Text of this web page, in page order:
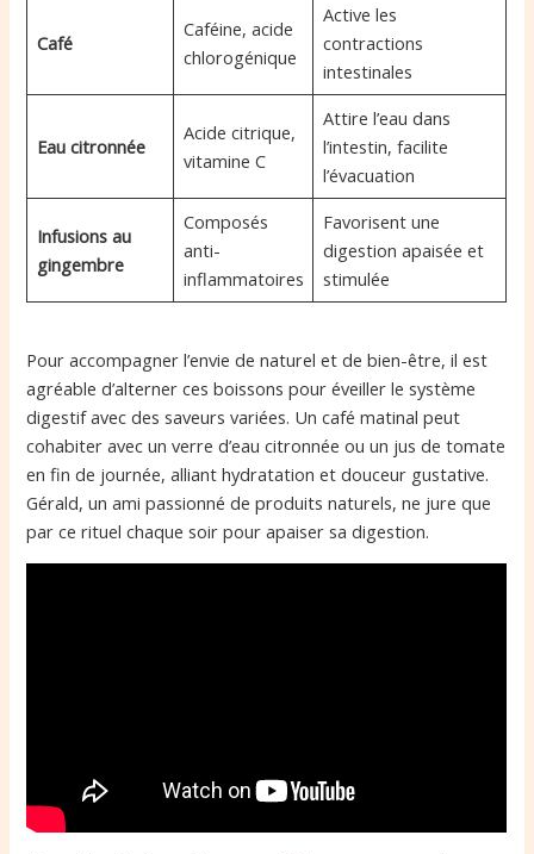
Café
Caféine, acide
chlorogénique
Active les
contractions
intestinales
Eau citronnée
Acide citrique,
vitamine C
Attire l’eau dans
l’intestin, facilite
l’évacuation
Infusions au
gingembre
Composés
anti-
inflammatoires
Favorisent une
digestion apaisée et
stimulée
Pour accompagner l’envie de naturel et de bien-être, il est
agréable d’alterner ces boissons pour éveiller le système
digestif avec des saveurs variées. Un café matinal peut
cohabiter avec un verre d’eau citronnée ou un jus de tomate
en fin de journée, alliant hydratation et douceur gustative.
Gérald, un ami passionné de produits naturels, ne jure que
par ce rituel chaque soir pour apaiser sa digestion.